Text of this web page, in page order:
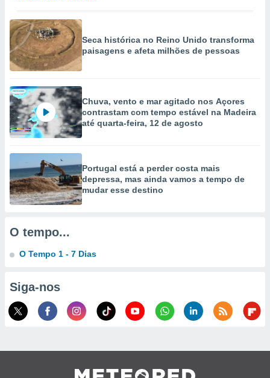
de dados
fontes,
e melhorar
dados
através
estudos
de
Seca histórica no Reino Unido transforma
paisagens e afeta milhões de pessoas
Chuva, vento e mar agitado nos Açores
contrastam com tempo estável na Madeira
até quarta-feira, 12 de agosto
Portugal está a perder costa mais
depressa, mas ainda vamos a tempo de
mudar esse destino
O tempo...
O Tempo 1 - 7 Dias
Siga-nos